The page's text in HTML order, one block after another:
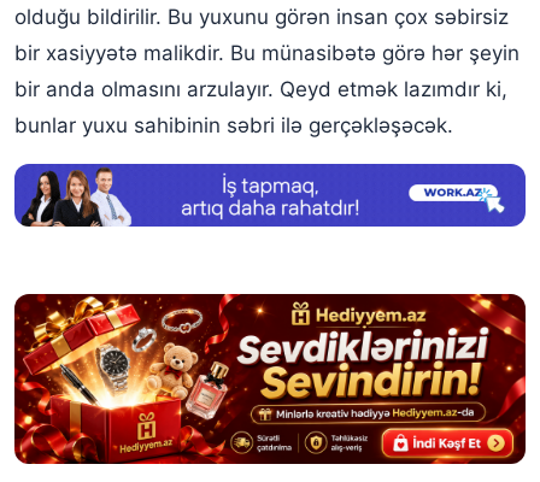
olduğu bildirilir. Bu yuxunu görən insan çox səbirsiz
bir xasiyyətə malikdir. Bu münasibətə görə hər şeyin
bir anda olmasını arzulayır. Qeyd etmək lazımdır ki,
bunlar yuxu sahibinin səbri ilə gerçəkləşəcək.